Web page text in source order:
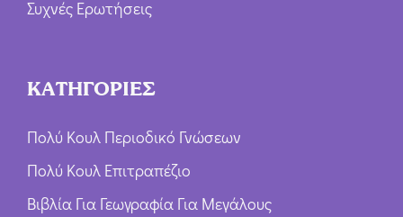
Συχνές Ερωτήσεις
ΚΑΤΗΓΟΡΙΕΣ
Πολύ Κουλ Περιοδικό Γνώσεων
Πολύ Κουλ Επιτραπέζιο
Βιβλία Για Γεωγραφία Για Μεγάλους